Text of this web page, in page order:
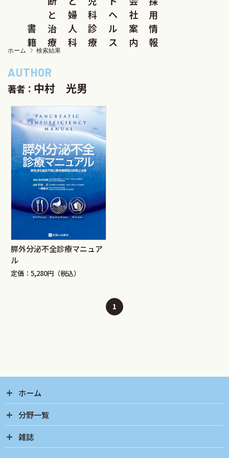
書
籍
と
治
療
婦
人
科
科
診
療
ヘ
ル
ス
社
案
内
用
情
報
ホーム 検索結果
著者： 中村 光男
膵外分泌不全診療マニュア
ル
定価：5,280円（税込）
1
ホーム
分野一覧
雑誌